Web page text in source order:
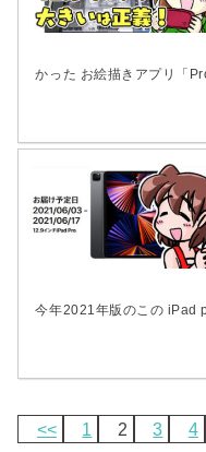
かった お絵描きアプリ「
今年2021年版のこの iPad
<< 1 2 3 4